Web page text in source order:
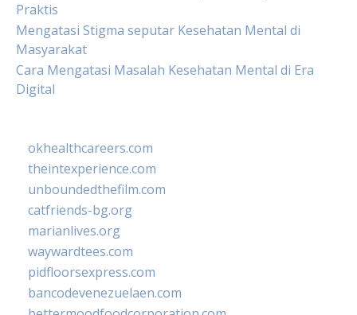
Praktis
Mengatasi Stigma seputar Kesehatan Mental di
Masyarakat
Cara Mengatasi Masalah Kesehatan Mental di Era
Digital
okhealthcareers.com
theintexperience.com
unboundedthefilm.com
catfriends-bg.org
marianlives.org
waywardtees.com
pidfloorsexpress.com
bancodevenezuelaen.com